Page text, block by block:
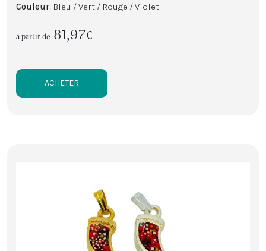
Couleur: Bleu / Vert / Rouge / Violet
à partir de 81,97€
ACHETER